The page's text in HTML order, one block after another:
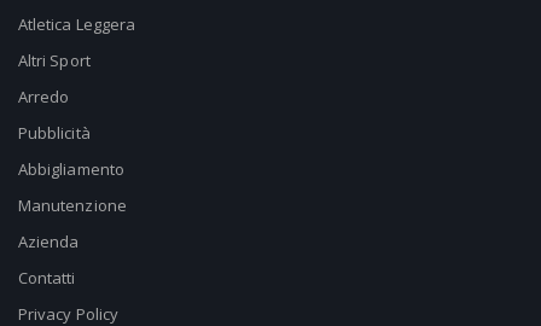
Atletica Leggera
Altri Sport
Arredo
Pubblicità
Abbigliamento
Manutenzione
Azienda
Contatti
Privacy Policy